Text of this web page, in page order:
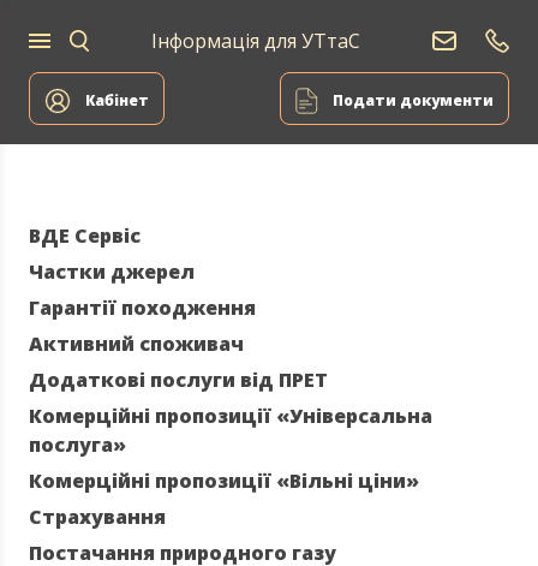
Кабінет Подати документи
Інформація для УТтаС
дому
компаній
Постачання
природного
газу
ВДЕ Сервіс
Частки джерел
Гарантії походження
Активний споживач
Додаткові послуги від ПРЕТ
Комерційні пропозиції «Універсальна
послуга»
Комерційні пропозиції «Вільні ціни»
Страхування
Постачання природного газу